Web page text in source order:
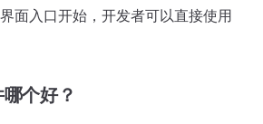
面入口开始，开发者可以直接使用
个好？